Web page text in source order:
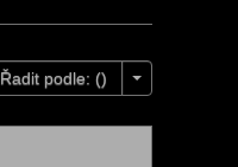
Řadit podle: ()